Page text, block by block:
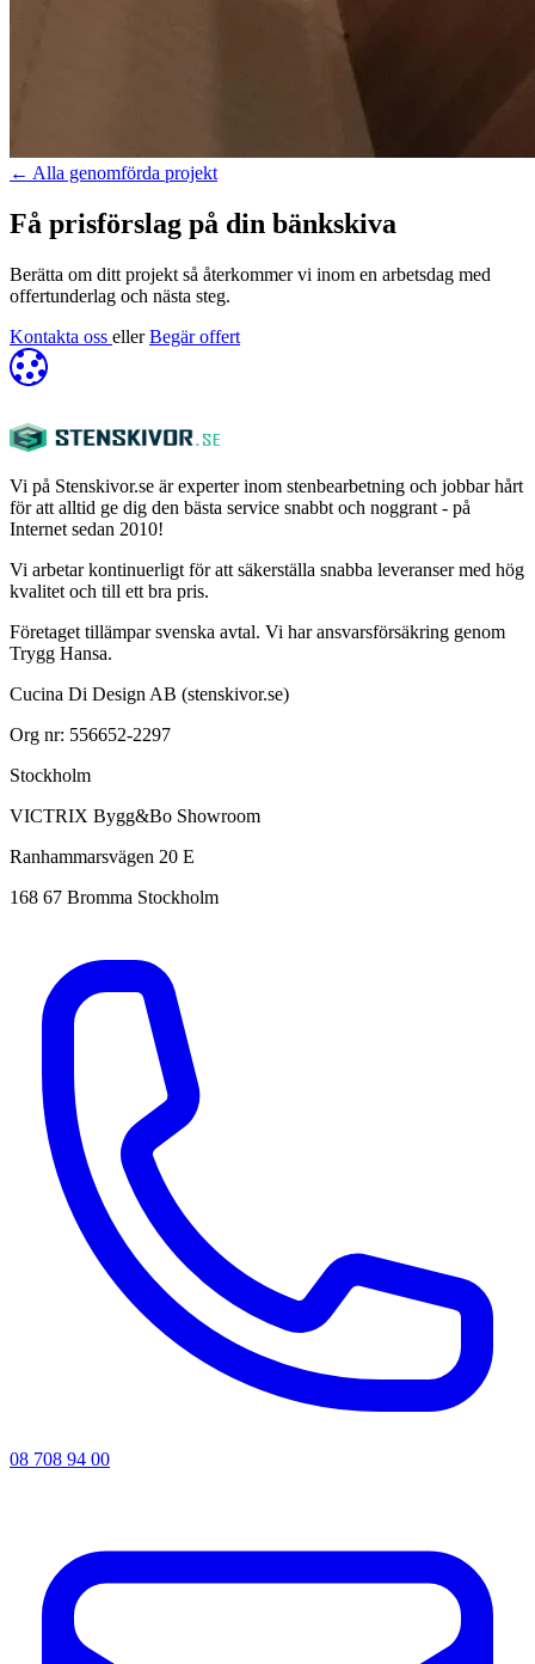
← Alla genomförda projekt
Få prisförslag på din bänkskiva
Berätta om ditt projekt så återkommer vi inom en arbetsdag med
offertunderlag och nästa steg.
Kontakta oss eller Begär offert
Vi på Stenskivor.se är experter inom stenbearbetning och jobbar hårt
för att alltid ge dig den bästa service snabbt och noggrant - på
Internet sedan 2010!
Vi arbetar kontinuerligt för att säkerställa snabba leveranser med hög
kvalitet och till ett bra pris.
Företaget tillämpar svenska avtal. Vi har ansvarsförsäkring genom
Trygg Hansa.
Cucina Di Design AB (stenskivor.se)
Org nr: 556652-2297
Stockholm
VICTRIX Bygg&Bo Showroom
Ranhammarsvägen 20 E
168 67 Bromma Stockholm
08 708 94 00